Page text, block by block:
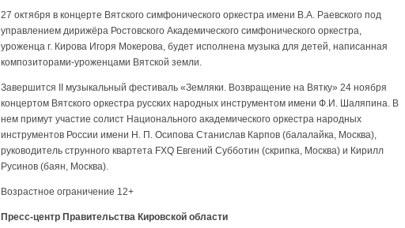
27 октября в концерте Вятского симфонического оркестра имени В.А. Раевского под
управлением дирижёра Ростовского Академического симфонического оркестра,
уроженца г. Кирова Игоря Мокерова, будет исполнена музыка для детей, написанная
композиторами-уроженцами Вятской земли.
Завершится II музыкальный фестиваль «Земляки. Возвращение на Вятку» 24 ноября
концертом Вятского оркестра русских народных инструментом имени Ф.И. Шаляпина. В
нем примут участие солист Национального академического оркестра народных
инструментов России имени Н. П. Осипова Станислав Карпов (балалайка, Москва),
руководитель струнного квартета FXQ Евгений Субботин (скрипка, Москва) и Кирилл
Русинов (баян, Москва).
Возрастное ограничение 12+
Пресс-центр Правительства Кировской области